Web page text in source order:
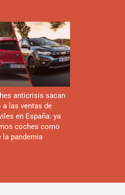
anticrisis sacan
a las ventas de
en España: ya
coches como
la pandemia